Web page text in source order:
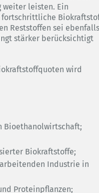
weiter leisten. Ein
Reststoffen sei
stärker berücksichtigt
wird
Bioethanolwirtschaft;
Biokraftstoffe;
Industrie in
Proteinpflanzen;